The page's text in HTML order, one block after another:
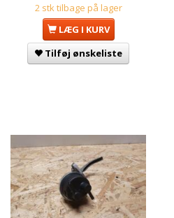
2 stk tilbage på lager
LÆG I KURV
Tilføj ønskeliste